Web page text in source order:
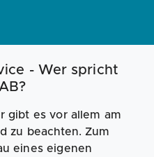
Businessplan Fördermittel
- Wer spricht
gibt es vor allem am
zu beachten. Zum
eines eigenen